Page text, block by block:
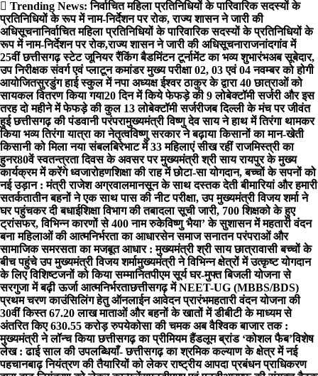
Skip
to
content
Trending News: निर्वाचित महिला प्रतिनिधियों के पारिवारिक सदस्यों के
प्रतिनिधियों के रूप में नाम-निर्देशन पर रोक, राज्य शासन ने जारी की
अधिसूचनानिर्वाचित महिला प्रतिनिधियों के पारिवारिक सदस्यों के प्रतिनिधियों के
रूप में नाम-निर्देशन पर रोक,राज्य शासन ने जारी की अधिसूचनाराजनांदगांव में
25वीं छत्तीसगढ़ स्टेट जूनियर रैंकिंग बैडमिंटन टूर्नामेंट का भव्य शुभारंभअब सूबेदार,
उप निरीक्षक संवर्ग एवं प्लाटून कमांडर मुख्य परीक्षा 02, 03 एवं 04 नवम्बर को होगी
आयोजितसुरडुंग हाई स्कुल में नपा अध्यक्ष ईश्वर ठाकुर के द्वारा 40 छात्राओं को
सायकल वितरण किया गया​20 दिन में किये फेफड़े की 9 लोबेक्टॉमी सर्जरी और इस
तरह दो महीने में फेफड़े की कुल 13 लोबेक्टॉमी सर्जरीजब दिल्ली के मंच पर जीवंत
हुई छत्तीसगढ़ की पंडवानी परंपरामुख्यमंत्री विष्णु देव साय ने हाथ में तिरंगा थामकर
किया भव्य तिरंगा यात्रा का नेतृत्वविष्णु सरकार ने बढ़ाया किसानों का मान-खेती
किसानी को मिला नया संबलबिरेभाट में 33 महिलाएं सीख रहीं राजमिस्त्री का
हुनर80वें स्वतन्त्रता दिवस के अवसर पर मुख्यमंत्री श्री साय रायपुर के मुख्य
कार्यक्रम में करेंगे ध्वजारोहणशिक्षा की राह में छोटा-सा योगदान, बच्चों के सपनों को
नई उड़ान : मंत्री राजेश अग्रवालमानसून के साथ दस्तक देती बीमारियां और हमारी
सतर्कतातीन बहनों ने एक साथ पास की नीट परीक्षा, उप मुख्यमंत्री विजय शर्मा ने
घर पहुंचकर दी बधाईशिक्षा विभाग की तबादला सूची जारी, 700 शिक्षको के हुए
ट्रांसफर, विभिन्न कारणों से 400 नाम रुकेविष्णु भैया’ के सुशासन में महतारी वंदन
बना महिलाओं की आत्मनिर्भरता का आधारसेन समाज सनातन परंपराओं और
सामाजिक समरसता का मजबूत आधार : मुख्यमंत्री श्री सायछात्रावासी बच्चों के
बीच पहुंचे उप मुख्यमंत्री विजय शर्मामुख्यमंत्री ने विभिन्न क्षेत्रों में उत्कृष्ट योगदान
के लिए विशिष्टजनों को किया सम्मानितपीएम सूर्य घर-मुफ्त बिजली योजना से
सरगुजा में बढ़ी ऊर्जा आत्मनिर्भरताछत्तीसगढ़ में NEET-UG (MBBS/BDS)
प्रथम चरण काउंसिलिंग हेतु ऑनलाईन आवेदन प्रारंभमहतारी वंदन योजना की
30वीं किस्त 67.20 लाख माताओं और बहनों के खातों में डीबीटी के माध्यम से
अंतरित किए 630.55 करोड़ रुपयेकोसा की चमक अब वैश्विक बाजार तक :
मुख्यमंत्री ने लॉन्च किया छत्तीसगढ़ का प्रीमियम हैंडलूम ब्रांड ‘कोशल फैब’विशेष
लेख : ढाई साल की उपलब्धियाँ- छत्तीसगढ़ का श्रमिक कल्याण के क्षेत्र में नई
पहचानबाढ़ नियंत्रण की तैयारियों को लेकर राष्ट्रीय आपदा प्रबंधन प्राधिकरण